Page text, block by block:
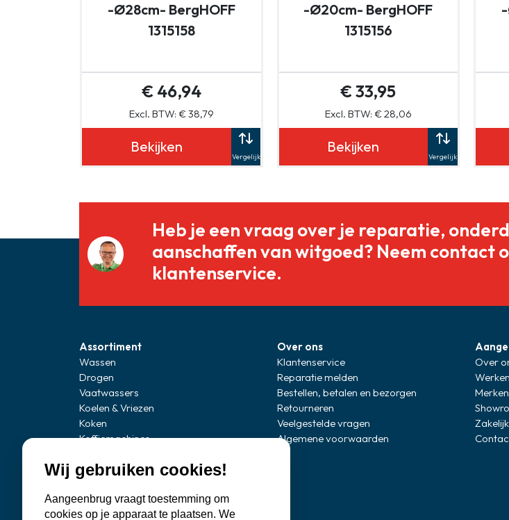
-Ø28cm- BergHOFF
1315158
€ 46,94
Excl. BTW: € 38,79
Bekijken
Vergelijk
-Ø20cm- BergHOFF
1315156
€ 33,95
Excl. BTW: € 28,06
Bekijken
Vergelijk
Heb je een vraag over je reparatie,
aanschaffen van witgoed? Neem contact
klantenservice.
Assortiment
Wassen
Drogen
Vaatwassers
Koelen & Vriezen
Koken
Koffiemachines
Stofzuigers
Klein huishoudelijke apparaten
Onderdelen
Over ons
Klantenservice
Reparatie melden
Bestellen, betalen en bezorgen
Retourneren
Veelgestelde vragen
Algemene voorwaarden
Over
Merken
Zakelijk
Wij gebruiken cookies!
Aangeenbrug vraagt toestemming om
cookies op je apparaat te plaatsen. We